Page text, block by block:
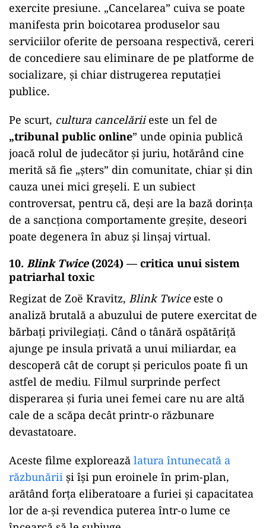
exercite presiune. „Cancelarea” cuiva se poate
manifesta prin boicotarea produselor sau
serviciilor oferite de persoana respectivă, cereri
de concediere sau eliminare de pe platforme de
socializare, și chiar distrugerea reputației
publice.
Pe scurt, cultura cancelăriieste un fel de
„tribunal public online” unde opinia publică
joacă rolul de judecător și juriu, hotărând cine
merită să fie „șters” din comunitate, chiar și din
cauza unei mici greșeli. E un subiect
controversat, pentru că, deși are la bază dorința
de a sancționa comportamente greșite, deseori
poate degenera în abuz și linșaj virtual.
10. Blink Twice(2024) — critica unui sistem
patriarhal toxic
Regizat de Zoë Kravitz, Blink Twiceeste o
analiză brutală a abuzului de putere exercitat de
bărbați privilegiați. Când o tânără ospătăriță
ajunge pe insula privată a unui miliardar, ea
descoperă cât de corupt și periculos poate fi un
astfel de mediu. Filmul surprinde perfect
disperarea și furia unei femei care nu are altă
cale de a scăpa decât printr-o răzbunare
devastatoare.
Aceste filme explorează latura întunecată a
răzbunării și își pun eroinele în prim-plan,
arătând forța eliberatoare a furiei și capacitatea
lor de a-și revendica puterea într-o lume ce